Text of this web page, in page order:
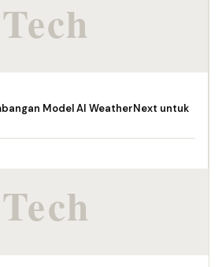
Model AI WeatherNext untuk